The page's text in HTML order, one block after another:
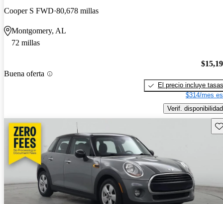
Cooper S FWD 80,678 millas
Montgomery, AL
72 millas
Buena oferta
El precio incluye tasas
$314/mes
Verif. disponibilidad